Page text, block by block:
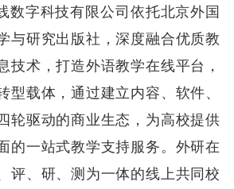
数字科技有限公司依托北京外国
与研究出版社，深度融合优质教
技术，打造外语教学在线平台，
型载体，通过建立内容、软件、
轮驱动的商业生态，为高校提供
的一站式教学支持服务。外研在
评、研、测为一体的线上共同校